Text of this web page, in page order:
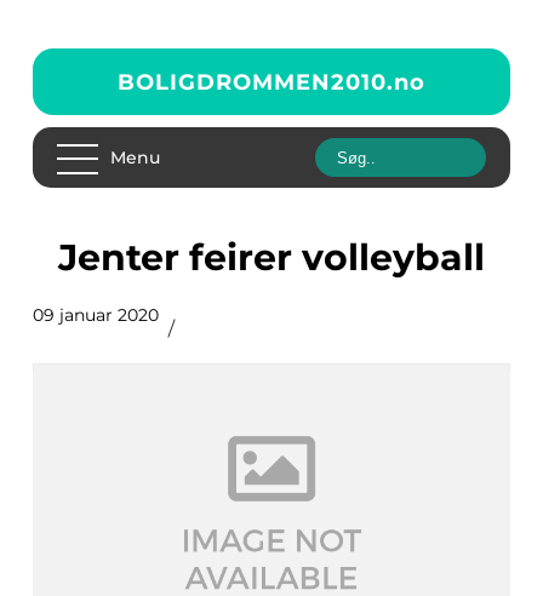
BOLIGDROMMEN2010.no
Menu
Jenter feirer volleyball
09 januar 2020